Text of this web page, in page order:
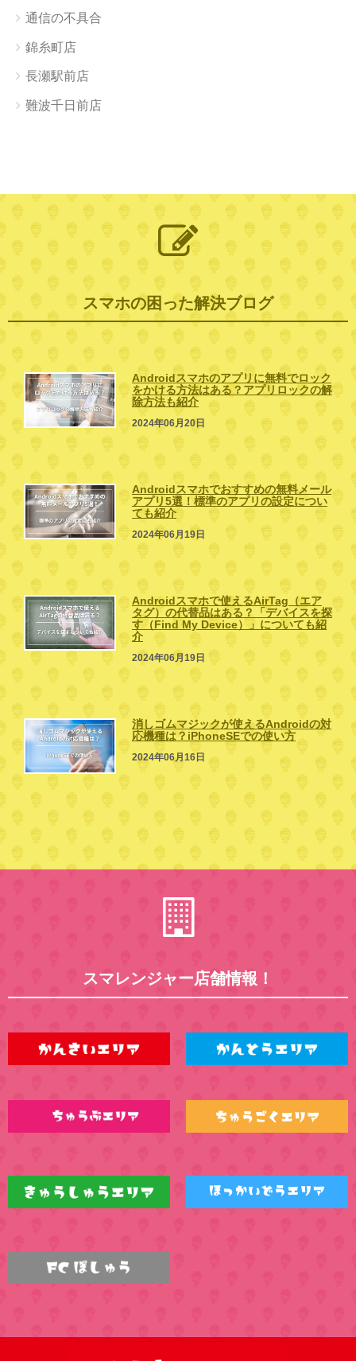
通信の不具合
錦糸町店
長瀬駅前店
難波千日前店
スマホの困った解決ブログ
Androidスマホのアプリに無料でロック
をかける方法はある？アプリロックの解
除方法も紹介
2024年06月20日
Androidスマホでおすすめの無料メール
アプリ5選！標準のアプリの設定につい
ても紹介
2024年06月19日
Androidスマホで使えるAirTag（エア
タグ）の代替品はある？「デバイスを探
す（Find My Device）」についても紹
介
2024年06月19日
消しゴムマジックが使えるAndroidの対
応機種は？iPhoneSEでの使い方
2024年06月16日
スマレンジャー店舗情報！